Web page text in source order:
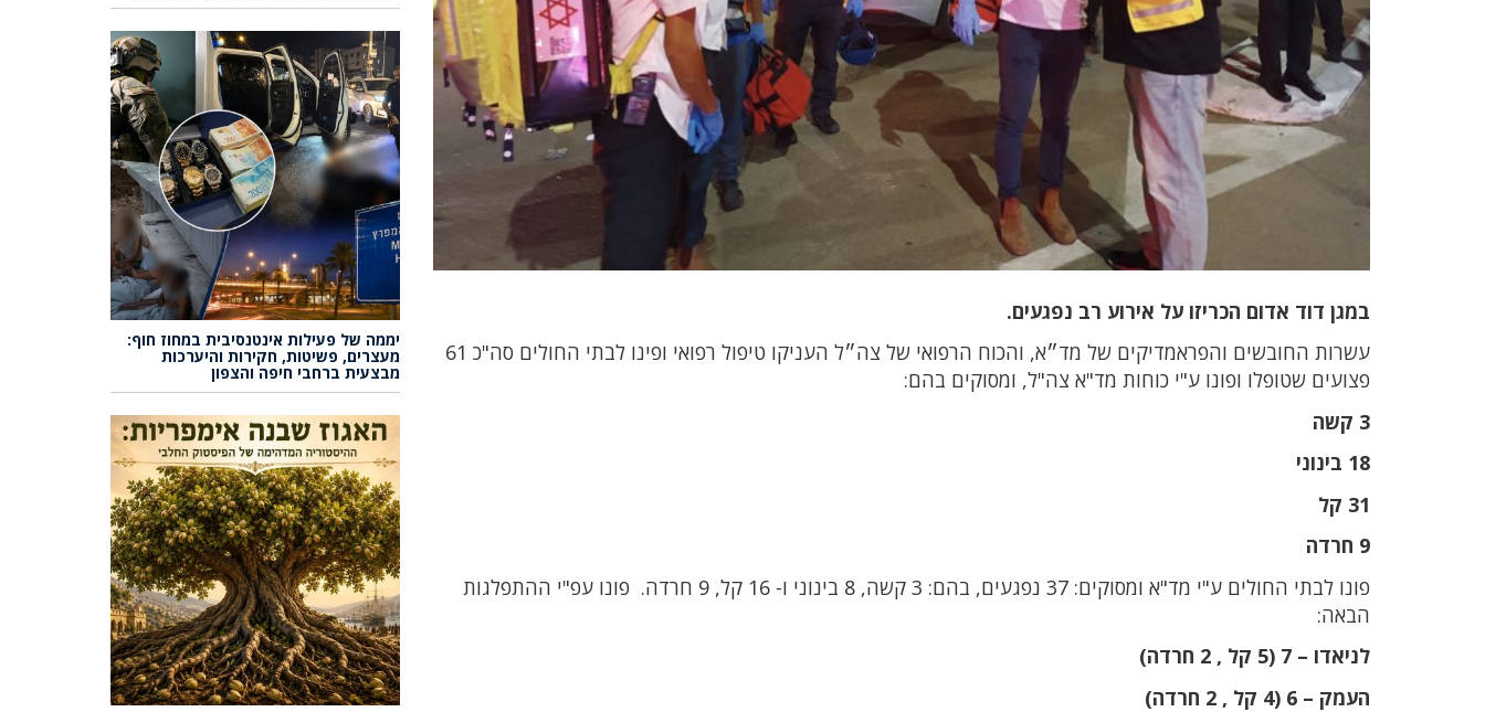
במגן דוד אדום הכריזו על אירוע רב נפגעים.
עשרות החובשים והפראמדיקים של מד״א, והכוח הרפואי של צה״ל העניקו טיפול רפואי ופינו לבתי החולים סה"כ 61
פצועים שטופלו ופונו ע"י כוחות מד"א צה"ל, ומסוקים בהם:
3 קשה
18 בינוני
31 קל
9 חרדה
פונו לבתי החולים ע"י מד"א ומסוקים: 37 נפגעים, בהם: 3 קשה, 8 בינוני ו- 16 קל, 9 חרדה. פונו עפ"י ההתפלגות
הבאה:
לניאדו – 7 (5 קל , 2 חרדה)
העמק – 6 (4 קל , 2 חרדה)
יממה של פעילות אינטנסיבית במחוז חוף:
מעצרים, פשיטות, חקירות והיערכות
מבצעית ברחבי חיפה והצפון